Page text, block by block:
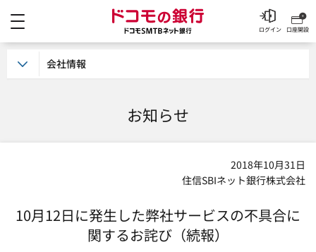
ドコモの銀行 ドコモ
口座開設
ログイン
お知らせ
2018年10月31日
住信SBIネット銀行株式会社
10月12日に発生した弊社サービスの不具合に
関するお詫び（続報）
会社情報